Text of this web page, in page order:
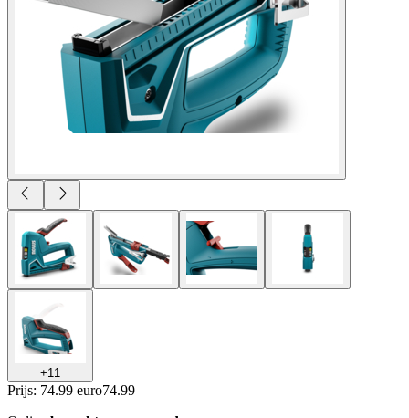
+11
Prijs: 74.99 euro74.99